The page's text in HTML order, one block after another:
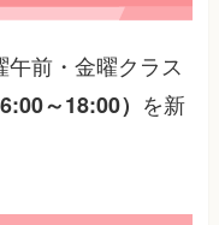
前・金曜クラス
～18:00） を新